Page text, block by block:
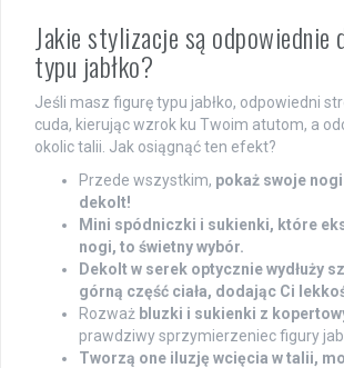
Jakie stylizacje są
typu jabłko?
Jeśli masz figurę typu jabłko, odpowiedni
cuda, kierując wzrok ku Twoim atutom, a
okolic talii. Jak osiągnąć ten efekt?
Przede wszystkim, pokaż swoje
dekolt!
Mini spódniczki i sukienki, które
nogi, to świetny wybór.
Dekolt w serek optycznie wydłuży
górną część ciała, dodając Ci
Rozważ bluzki i sukienki z
prawdziwy sprzymierzeniec figury
Tworzą one iluzję wcięcia w talii,